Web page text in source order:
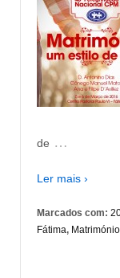
de …
Ler mais ›
Marcados com:
Fátima, Matrimónio